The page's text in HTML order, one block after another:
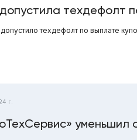
допустила техдефолт
техдефолт по выплате
г.
уменьшил